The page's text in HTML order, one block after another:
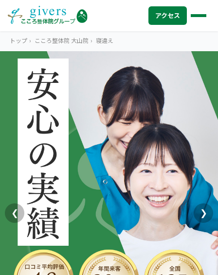
アクセス
HOME トップ
SYMPTOMS 症状から探す
腰痛
肩こり・首こり
四十肩・五十肩
膝痛・関節痛
股関節の痛み
産後の不調・体型の崩れ
MENU メニューから探す
STORE 店舗一覧
AREA エリアから探す
北海道
札幌エリア（13院）
東北
仙台エリア（4院）
ABOUT US 私たちについて
こころ整体院グループについて
初めての方へ
giversメソッドGIFT
ご予約はこちら
トップ › こころ整体院 大山院 › 寝違え
❮ ❯